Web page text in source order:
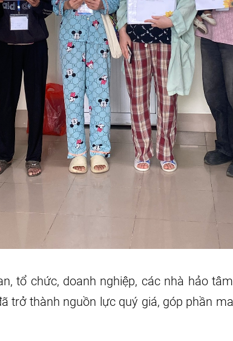
tổ chức, doanh nghiệp, các nhà hảo
trở thành nguồn lực quý giá, góp phần